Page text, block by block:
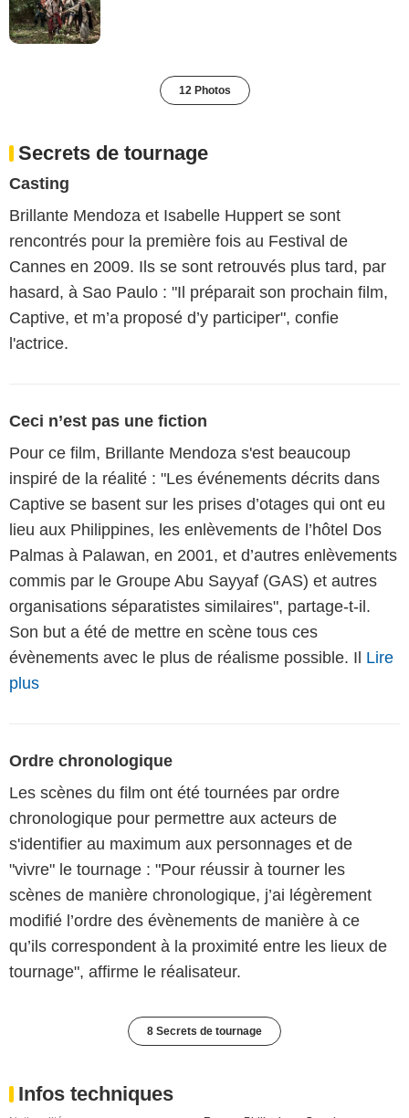
12 Photos
Secrets de tournage
Casting
Brillante Mendoza et Isabelle Huppert se sont
rencontrés pour la première fois au Festival de
Cannes en 2009. Ils se sont retrouvés plus tard, par
hasard, à Sao Paulo : "Il préparait son prochain film,
Captive, et m’a proposé d’y participer", confie
l'actrice.
Ceci n’est pas une fiction
Pour ce film, Brillante Mendoza s'est beaucoup
inspiré de la réalité : "Les événements décrits dans
Captive se basent sur les prises d’otages qui ont eu
lieu aux Philippines, les enlèvements de l’hôtel Dos
Palmas à Palawan, en 2001, et d’autres enlèvements
commis par le Groupe Abu Sayyaf (GAS) et autres
organisations séparatistes similaires", partage-t-il.
Son but a été de mettre en scène tous ces
évènements avec le plus de réalisme possible. Il Lire
plus
Ordre chronologique
Les scènes du film ont été tournées par ordre
chronologique pour permettre aux acteurs de
s'identifier au maximum aux personnages et de
"vivre" le tournage : "Pour réussir à tourner les
scènes de manière chronologique, j’ai légèrement
modifié l’ordre des évènements de manière à ce
qu’ils correspondent à la proximité entre les lieux de
tournage", affirme le réalisateur.
8 Secrets de tournage
Infos techniques